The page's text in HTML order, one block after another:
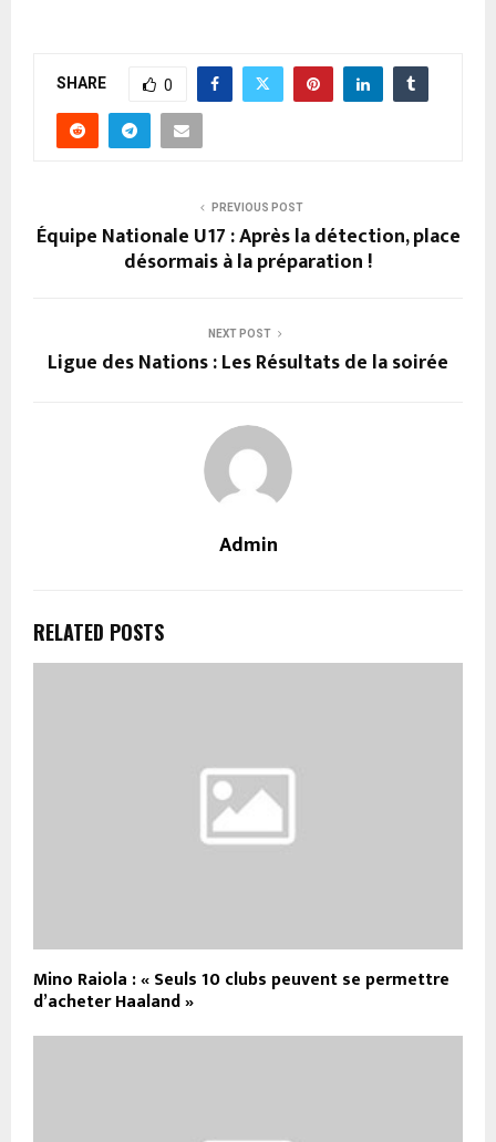
SHARE 0
PREVIOUS POST
Équipe Nationale U17 : Après la détection, place
désormais à la préparation !
NEXT POST
Ligue des Nations : Les Résultats de la soirée
Admin
RELATED POSTS
Mino Raiola : « Seuls 10 clubs peuvent se permettre
d’acheter Haaland »